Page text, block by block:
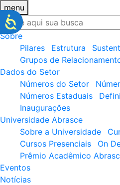
menu
Sobre
Pilares
Estrutura
Grupos de
Dados do Setor
Números do Setor
Números Estaduais
Inaugurações
Universidade Abrasce
Sobre a Universidade
Cursos Presenciais
On
Prêmio Acadêmico
Eventos
Notícias